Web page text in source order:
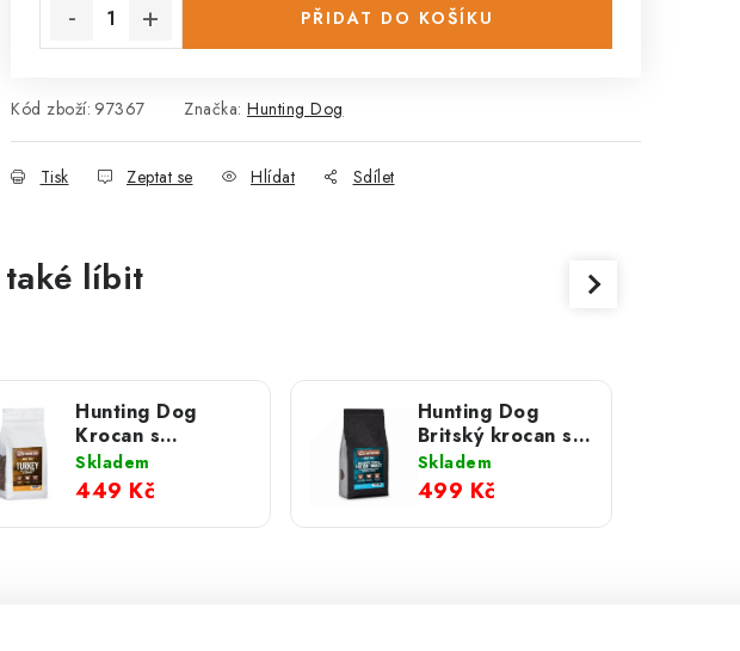
PŘIDAT DO KOŠÍKU
Kód zboží: 97367 Značka: Hunting Dog
Tisk Zeptat se Hlídat Sdílet
také líbit
Hunting Dog
Krocan s
brusinkami; 2 kg
Skladem
449 Kč
Hunting Dog
Britský krocan s
petrželkou; 2 kg
Skladem
499 Kč